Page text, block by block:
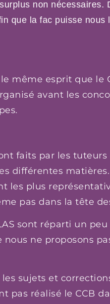
non nécessaires.
que la fac puisse nous
même esprit que le
avant les
faits par les
différentes
les plus
pas dans la tête
sont réparti un
ne proposons
sujets et
pas réalisé le CCB